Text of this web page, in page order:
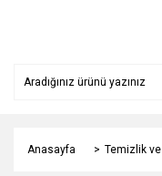
Anasayfa Temizlik ve